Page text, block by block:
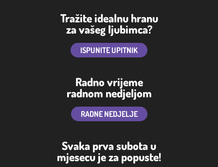
Tražite idealnu hranu
za vašeg ljubimca?
ISPUNITE UPITNIK
Radno vrijeme
radnom nedjeljom
RADNE NEDJELJE
Svaka prva subota u
mjesecu je za popuste!